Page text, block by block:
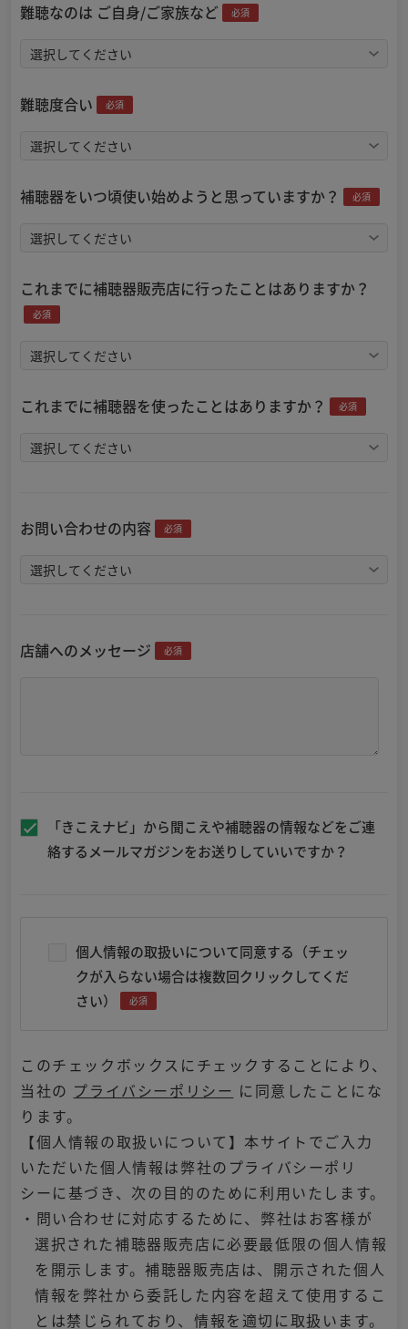
難聴なのは ご自身/ご家族など 必須
難聴度合い 必須
補聴器をいつ頃使い始めようと思っていますか？ 必須
これまでに補聴器販売店に行ったことはありますか？
必須
これまでに補聴器を使ったことはありますか？ 必須
お問い合わせの内容 必須
店舗へのメッセージ 必須
「きこえナビ」から聞こえや補聴器の情報などをご連
絡するメールマガジンをお送りしていいですか？
個人情報の取扱いについて同意する（チェッ
クが入らない場合は複数回クリックしてくだ
さい）
必須
このチェックボックスにチェックすることにより、
当社の プライバシーポリシー に同意したことにな
ります。
【個人情報の取扱いについて】本サイトでご入力
いただいた個人情報は弊社のプライバシーポリ
シーに基づき、次の目的のために利用いたします。
・問い合わせに対応するために、弊社はお客様が
選択された補聴器販売店に必要最低限の個人情報
を開示します。補聴器販売店は、開示された個人
情報を弊社から委託した内容を超えて使用するこ
とは禁じられており、情報を適切に取扱います。